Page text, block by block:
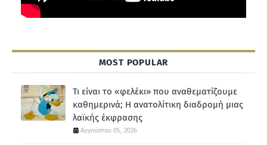
MOST POPULAR
Τι είναι το «φελέκι» που αναθεματίζουμε
καθημερινά; Η ανατολίτικη διαδρομή μιας
λαϊκής έκφρασης
Αυγούστου 05, 2026